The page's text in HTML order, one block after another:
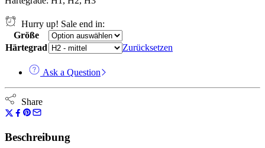
Hurry up! Sale end in:
Größe
Härtegrad
Zurücksetzen
Ask a Question
Share
Beschreibung